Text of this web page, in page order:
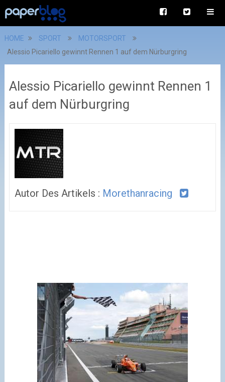
HOME SPORT
MOTORSPORT
Alessio Picariello gewinnt Rennen 1 auf dem Nürburgring
Alessio Picariello gewinnt Rennen 1
auf dem Nürburgring
Autor Des Artikels : Morethanracing